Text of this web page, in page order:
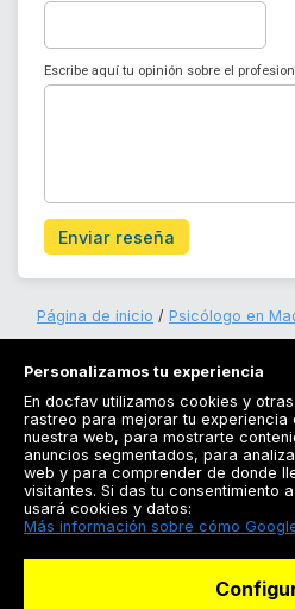
Escribe aquí tu opinión sobre el
Enviar reseña
Página de inicio Psicólogo en
Docfav
Personalizamos tu experiencia
En docfav utilizamos cookies y
rastreo para mejorar tu experiencia
nuestra web, para mostrarte
anuncios segmentados, para
web y para comprender de donde
visitantes. Si das tu consentimiento
usará cookies y datos:
Más información sobre cómo